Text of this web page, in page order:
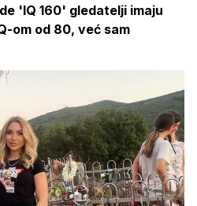
'IQ 160' gledatelji imaju
om od 80, već sam